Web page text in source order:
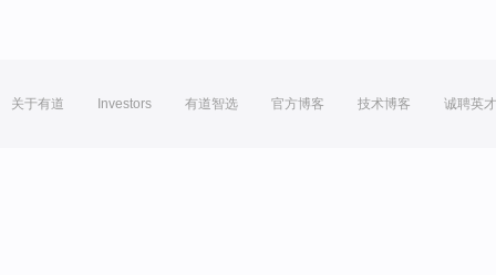
关于有道 Investors 有道智选 官方博客 技术博客 诚聘英才